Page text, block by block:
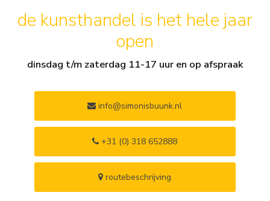
de kunsthandel is het hele jaar
open
dinsdag t/m zaterdag 11-17 uur en op afspraak
info@simonisbuunk.nl
+31 (0) 318 652888
routebeschrijving